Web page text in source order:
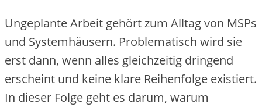
Ungeplante Arbeit gehört zum Alltag von MSPs
und Systemhäusern. Problematisch wird sie
erst dann, wenn alles gleichzeitig dringend
erscheint und keine klare Reihenfolge existiert.
In dieser Folge geht es darum, warum